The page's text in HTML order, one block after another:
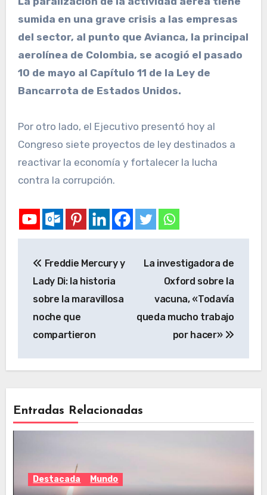
sumida en una grave crisis a las empresas
del sector, al punto que Avianca, la principal
aerolínea de Colombia, se acogió el pasado
10 de mayo al Capítulo 11 de la Ley de
Bancarrota de Estados Unidos.
Por otro lado, el Ejecutivo presentó hoy al
Congreso siete proyectos de ley destinados a
reactivar la economía y fortalecer la lucha
contra la corrupción.
Freddie Mercury y
Lady Di: la historia
sobre la maravillosa
noche que
compartieron
La investigadora de
Oxford sobre la
vacuna, «Todavía
queda mucho trabajo
por hacer»
Entradas Relacionadas
Destacada Mundo